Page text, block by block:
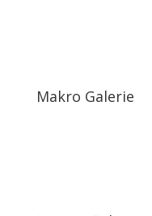
Makro Galerie